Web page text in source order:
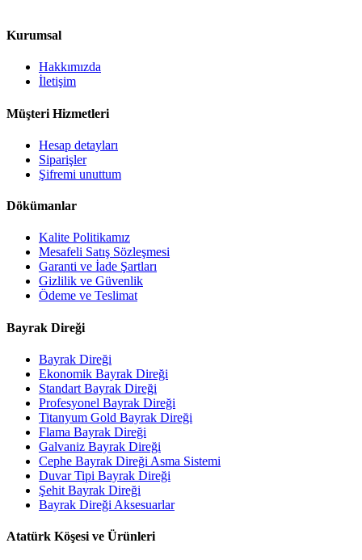
Kurumsal
Hakkımızda
İletişim
Müşteri Hizmetleri
Hesap detayları
Siparişler
Şifremi unuttum
Dökümanlar
Kalite Politikamız
Mesafeli Satış Sözleşmesi
Garanti ve İade Şartları
Gizlilik ve Güvenlik
Ödeme ve Teslimat
Bayrak Direği
Bayrak Direği
Ekonomik Bayrak Direği
Standart Bayrak Direği
Profesyonel Bayrak Direği
Titanyum Gold Bayrak Direği
Flama Bayrak Direği
Galvaniz Bayrak Direği
Cephe Bayrak Direği Asma Sistemi
Duvar Tipi Bayrak Direği
Şehit Bayrak Direği
Bayrak Direği Aksesuarlar
Atatürk Köşesi ve Ürünleri